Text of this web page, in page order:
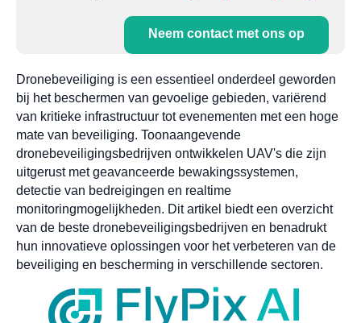
Neem contact met ons op
Dronebeveiliging is een essentieel onderdeel geworden
bij het beschermen van gevoelige gebieden, variërend
van kritieke infrastructuur tot evenementen met een hoge
mate van beveiliging. Toonaangevende
dronebeveiligingsbedrijven ontwikkelen UAV's die zijn
uitgerust met geavanceerde bewakingssystemen,
detectie van bedreigingen en realtime
monitoringmogelijkheden. Dit artikel biedt een overzicht
van de beste dronebeveiligingsbedrijven en benadrukt
hun innovatieve oplossingen voor het verbeteren van de
beveiliging en bescherming in verschillende sectoren.